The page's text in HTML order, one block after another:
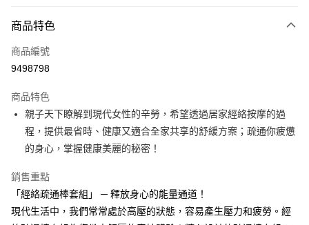
信用卡一次付款
信用卡分期付款
合作金庫商業銀行
華南商業銀行
彰化商業銀行
上海商業儲蓄銀行
台北富邦商業銀行
國泰世華商業銀行
匯豐（台灣）商業銀行
聯邦商業銀行
遠東國際商業銀行
元大商業銀行
永豐商業銀行
6 期 0 利率 每期
華南商業銀行
彰化商業銀行
上海商業儲蓄銀行
臺灣中小企業銀行
匯豐（台灣）商業銀行
華泰商業銀行
聯邦商業銀行
遠東國際商業銀行
LINE Pay
Apple Pay
大哥付你分期
相關說明
【大哥付你分期使用說明】
AFTEE先享後付
商品特色
商品編號
9498798
商品特色
親子天下瞭解到現代女性的辛勞，希望透過居家經絡按摩的過
程，提供最省時、健康又適合全家共享的舒緩方案；疏通你疲憊
的身心，掌握健康美麗的秘密！
銷售重點
「經絡疏通棒套組」 ─ 釋放身心的能量通道！
現代生活中，我們常常處於高壓的狀態，容易產生壓力和疲勞。經